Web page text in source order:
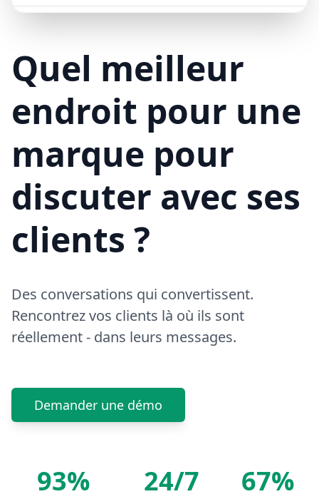
Quel meilleur
endroit pour une
marque pour
discuter avec ses
clients ?
Des conversations qui convertissent.
Rencontrez vos clients là où ils sont
réellement - dans leurs messages.
Demander une démo
93% 24/7 67%